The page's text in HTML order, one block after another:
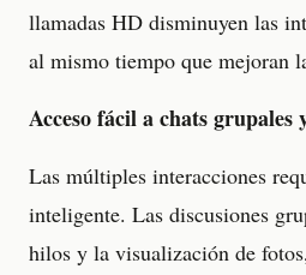
llamadas HD disminuyen las
al mismo tiempo que mejoran
Acceso fácil a chats grupales
Las múltiples interacciones
inteligente. Las discusiones
hilos y la visualización de